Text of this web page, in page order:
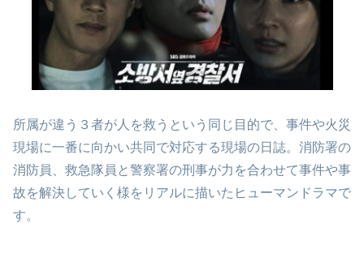
所属が違う３者が人を救うという同じ目的で、事件や火災
現場に一番に向かい共同で対応する現場の日誌。消防署の
消防員、救急隊員と警察署の刑事が力を合わせて事件や事
故を解決していく様をリアルに描いたヒューマンドラマで
す。